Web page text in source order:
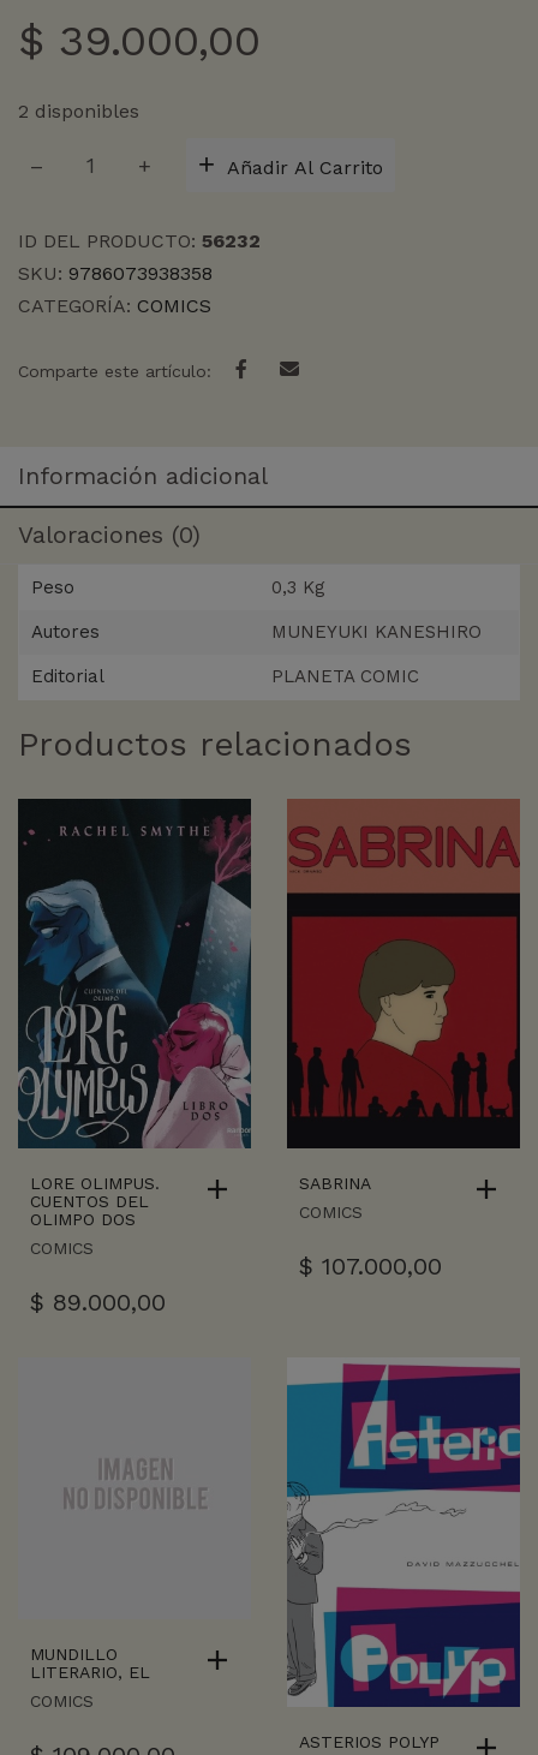
$ 39.000,00
2 disponibles
LOCK
cantidad
Añadir Al Carrito
ID DEL PRODUCTO: 56232
SKU: 9786073938358
CATEGORÍA: COMICS
Comparte este artículo:
Información adicional
Valoraciones (0)
Peso 0,3 Kg
Autores MUNEYUKI KANESHIRO
Editorial PLANETA COMIC
Productos relacionados
LORE OLIMPUS.
CUENTOS DEL
OLIMPO DOS
COMICS
$ 89.000,00
SABRINA
COMICS
$ 107.000,00
MUNDILLO
LITERARIO, EL
COMICS
ASTERIOS POLYP